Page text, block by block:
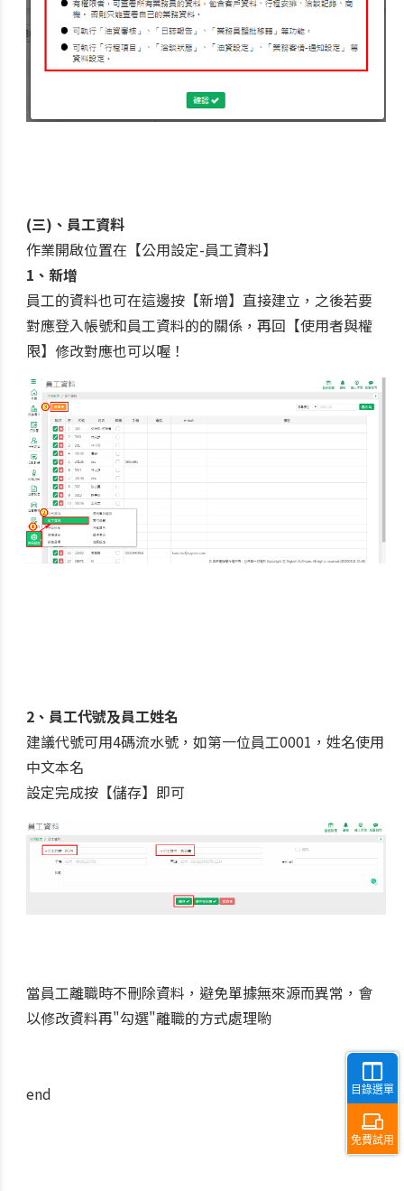
(三)、員工資料
作業開啟位置在【公用設定-員工資料】
1、新增
員工的資料也可在這邊按【新增】直接建立，之後若要
對應登入帳號和員工資料的的關係，再回【使用者與權
限】修改對應也可以喔！
2、員工代號及員工姓名
建議代號可用4碼流水號，如第一位員工0001，姓名使用
中文本名
設定完成按【儲存】即可
當員工離職時不刪除資料，避免單據無來源而異常，會
以修改資料再"勾選"離職的方式處理喲
end 目錄選單
免費試用